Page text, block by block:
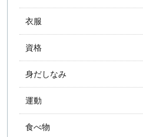
衣服
資格
身だしなみ
運動
食べ物